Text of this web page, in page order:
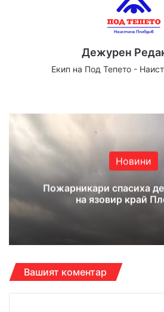
Дежурен
Екип на Под Тепето -
Новини
Пожарникари спасиха
на язовир край
Вашият коментар